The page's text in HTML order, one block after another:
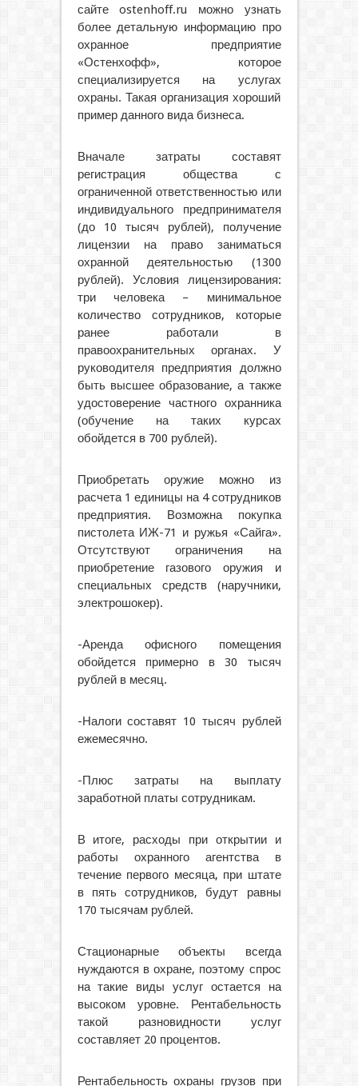
сайте ostenhoff.ru можно узнать
более детальную информацию про
охранное предприятие
«Остенхофф», которое
специализируется на услугах
охраны. Такая организация хороший
пример данного вида бизнеса.
Вначале затраты составят
регистрация общества с
ограниченной ответственностью или
индивидуального предпринимателя
(до 10 тысяч рублей), получение
лицензии на право заниматься
охранной деятельностью (1300
рублей). Условия лицензирования:
три человека – минимальное
количество сотрудников, которые
ранее работали в
правоохранительных органах. У
руководителя предприятия должно
быть высшее образование, а также
удостоверение частного охранника
(обучение на таких курсах
обойдется в 700 рублей).
Приобретать оружие можно из
расчета 1 единицы на 4 сотрудников
предприятия. Возможна покупка
пистолета ИЖ-71 и ружья «Сайга».
Отсутствуют ограничения на
приобретение газового оружия и
специальных средств (наручники,
электрошокер).
-Аренда офисного помещения
обойдется примерно в 30 тысяч
рублей в месяц.
-Налоги составят 10 тысяч рублей
ежемесячно.
-Плюс затраты на выплату
заработной платы сотрудникам.
В итоге, расходы при открытии и
работы охранного агентства в
течение первого месяца, при штате
в пять сотрудников, будут равны
170 тысячам рублей.
Стационарные объекты всегда
нуждаются в охране, поэтому спрос
на такие виды услуг остается на
высоком уровне. Рентабельность
такой разновидности услуг
составляет 20 процентов.
Рентабельность охраны грузов при